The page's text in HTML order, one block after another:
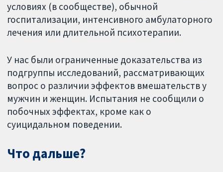
условиях (в сообществе), обычной
госпитализации, интенсивного амбулаторного
лечения или длительной психотерапии.
У нас были ограниченные доказательства из
подгруппы исследований, рассматривающих
вопрос о различии эффектов вмешательств у
мужчин и женщин. Испытания не сообщили о
побочных эффектах, кроме как о
суицидальном поведении.
Что дальше?